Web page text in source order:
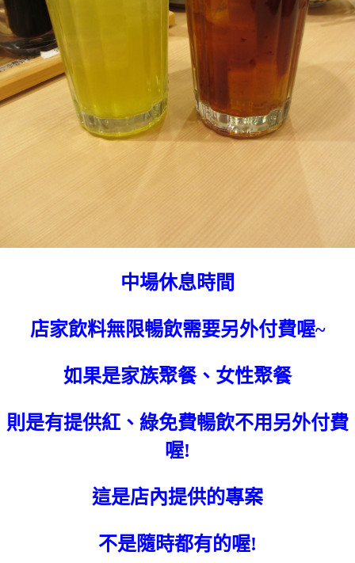
中場休息時間
店家飲料無限暢飲需要另外付費喔~
如果是家族聚餐、女性聚餐
則是有提供紅、綠免費暢飲不用另外付費
喔!
這是店內提供的專案
不是隨時都有的喔!